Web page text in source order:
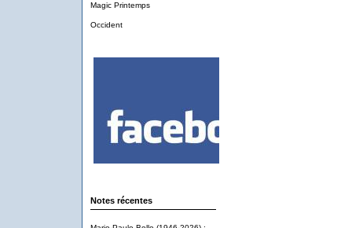
Magic Printemps
Occident
Notes récentes